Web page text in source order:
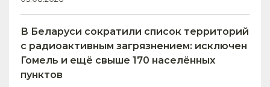
В Беларуси сократили список территорий
с радиоактивным загрязнением: исключен
Гомель и ещё свыше 170 населённых
пунктов